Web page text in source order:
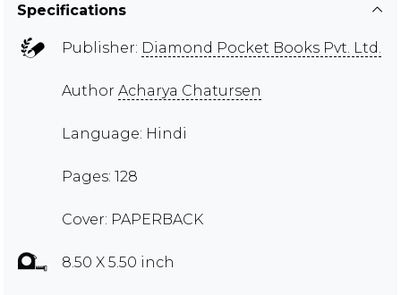
Specifications
Publisher: Diamond Pocket Books Pvt. Ltd.
Author Acharya Chatursen
Language: Hindi
Pages: 128
Cover: PAPERBACK
8.50 X 5.50 inch